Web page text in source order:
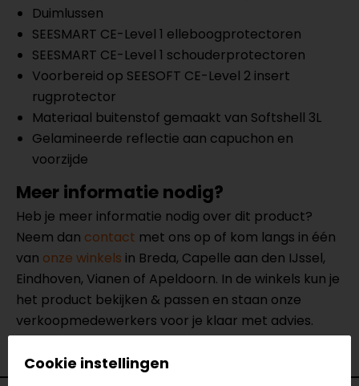
Duimlussen
SEESMART CE-Level 1 elleboogprotectoren
SEESMART CE-Level 1 schouderprotectoren
Voorbereid op SEESOFT CE-Level 2 insert
rugprotector
Materiaal buitenstof gemaakt van Softshell 3L
Gelamineerde reflectie aan capuchon en
voorzijde
Meer informatie nodig?
Heb je meer informatie nodig over dit product?
Neem dan contact met ons op of kom langs in één
van onze winkels in Breda, Capelle aan den IJssel,
Eindhoven, Vianen of Apeldoorn. In de winkels kun je
het product bekijken & passen en staan onze
verkoopmedewerkers voor je klaar met advies.
Bekijk onze anderetextiele motorjassen.
Cookie instellingen